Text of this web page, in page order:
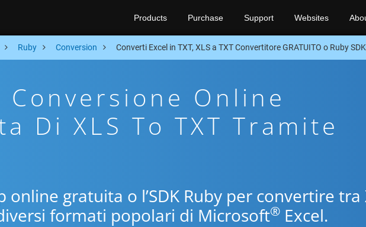
Products Purchase Support Websites
Ruby Conversion Converti Excel in TXT, XLS a TXT Convertitore GRATUITO o Ruby SDK
Conversione Online
Di XLS To TXT Tramite
online gratuita o l’SDK Ruby per convertire tra
formati popolari di Microsoft® Excel.